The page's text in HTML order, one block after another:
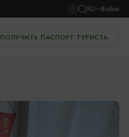
RU Войти
ПОЛУЧИТЬ ПАСПОРТ ТУРИСТА